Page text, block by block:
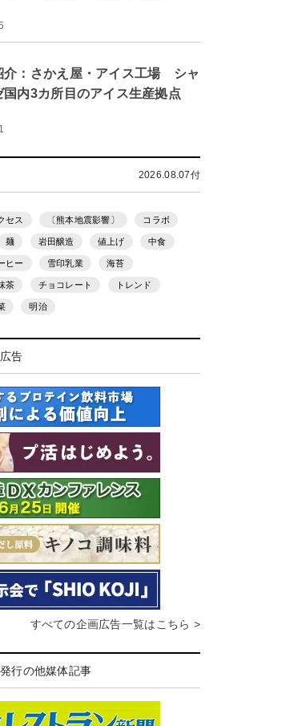
介：さかえ屋・アイス工場 シャ
国内3カ所目のアイス生産拠点
2026.08.07付
セス 〔熊本地震影響〕 コラボ
麺 岩田醸造 値上げ 中食
ヒー 雪印乳業 海苔
茶 チョコレート トレンド
明治
告
すべての企画広告一覧はこちら >
行の他媒体記事